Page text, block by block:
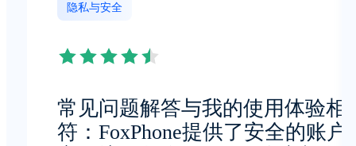
隐私与安全
常见问题解答与我的使用体验相
符：FoxPhone提供了安全的账户